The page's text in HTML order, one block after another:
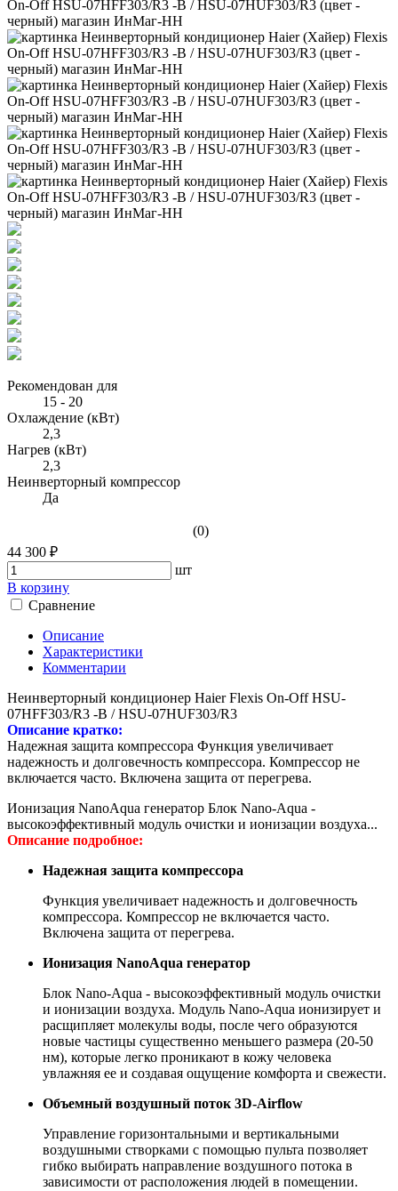
Рекомендован для
15 - 20
Охлаждение (кВт)
2,3
Нагрев (кВт)
2,3
Неинверторный компрессор
Да
(0)
44 300 ₽
шт
В корзину
Сравнение
Описание
Характеристики
Комментарии
Неинверторный кондиционер Haier Flexis On-Off HSU-
07HFF303/R3 -B / HSU-07HUF303/R3
Описание кратко:
Надежная защита компрессора Функция увеличивает
надежность и долговечность компрессора. Компрессор не
включается часто. Включена защита от перегрева.
Ионизация NanoAqua генератор Блок Nano-Aqua -
высокоэффективный модуль очистки и ионизации воздуха...
Описание подробное:
Надежная защита компрессора
Функция увеличивает надежность и долговечность
компрессора. Компрессор не включается часто.
Включена защита от перегрева.
Ионизация NanoAqua генератор
Блок Nano-Aqua - высокоэффективный модуль очистки
и ионизации воздуха. Модуль Nano-Aqua ионизирует и
расщипляет молекулы воды, после чего образуются
новые частицы существенно меньшего размера (20-50
нм), которые легко проникают в кожу человека
увлажняя ее и создавая ощущение комфорта и свежести.
Объемный воздушный поток 3D-Airflow
Управление горизонтальными и вертикальными
воздушными створками с помощью пульта позволяет
гибко выбирать направление воздушного потока в
зависимости от расположения людей в помещении.